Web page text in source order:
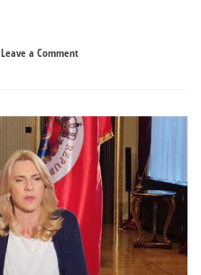
Leave a Commenton
odluke
o
dokapitalizaciji
rudnika
„Ljubija“